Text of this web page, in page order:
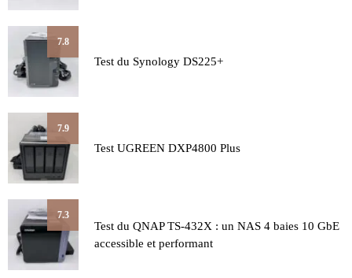
7.8
Test du Synology DS225+
7.9
Test UGREEN DXP4800 Plus
7.3
Test du QNAP TS-432X : un NAS 4 baies 10 GbE
accessible et performant